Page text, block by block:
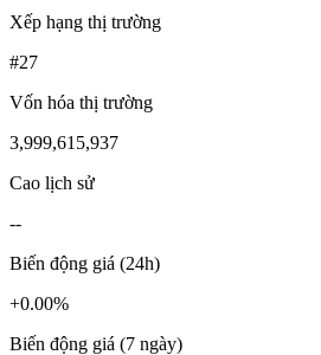
Xếp hạng thị trường
#27
Vốn hóa thị trường
3,999,615,937
Cao lịch sử
--
Biến động giá (24h)
+0.00%
Biến động giá (7 ngày)